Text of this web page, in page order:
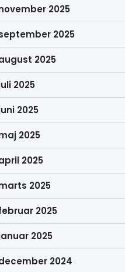
2025
2025
2025
2025
2025
2025
2025
2025
2025
2025
2024